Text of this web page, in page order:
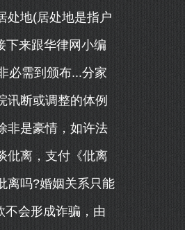
处地(居处地是指户
下来跟华律网小编
必需到颁布...分家
讯断或调整的体例
非是豪情，如许法
仳离，支付《仳离
离吗?婚姻关系只能
不会形成诈骗，由